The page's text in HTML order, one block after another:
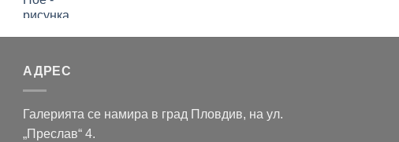
АДРЕС
Галерията се намира в град Пловдив, на ул.
„Преслав“ 4.